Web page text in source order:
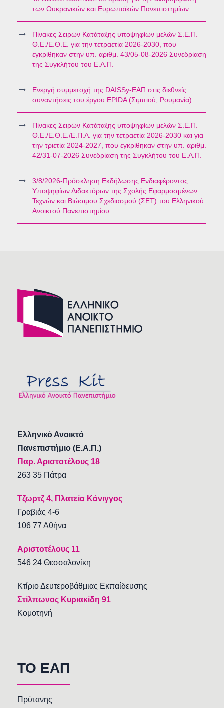
των Ουκρανικών και Ευρωπαϊκών Πανεπιστημίων
Πίνακες Σειρών Κατάταξης υποψηφίων μελών Σ.Ε.Π.
Θ.Ε./Ε.Θ.Ε. για την τετραετία 2026-2030, που
εγκρίθηκαν στην υπ. αριθμ. 43/05-08-2026 Συνεδρίαση
της Συγκλήτου του Ε.Α.Π.
Ενεργή συμμετοχή της DAISSy-ΕΑΠ στις διεθνείς
συναντήσεις του έργου EPIDA (Σιμπιού, Ρουμανία)
Πίνακες Σειρών Κατάταξης υποψηφίων μελών Σ.Ε.Π.
Θ.Ε./Ε.Θ.Ε./Ε.Π.Α. για την τετραετία 2026-2030 και για
την τριετία 2024-2027, που εγκρίθηκαν στην υπ. αριθμ.
42/31-07-2026 Συνεδρίαση της Συγκλήτου του Ε.Α.Π.
3/8/2026-Πρόσκληση Εκδήλωσης Ενδιαφέροντος
Υποψηφίων Διδακτόρων της Σχολής Εφαρμοσμένων
Τεχνών και Βιώσιμου Σχεδιασμού (ΣΕΤ) του Ελληνικού
Ανοικτού Πανεπιστημίου
Ελληνικό Ανοικτό
Πανεπιστήμιο (Ε.Α.Π.)
Παρ. Αριστοτέλους 18
263 35 Πάτρα
Τζωρτζ 4, Πλατεία Κάνιγγος
Γραβιάς 4-6
106 77 Αθήνα
Αριστοτέλους 11
546 24 Θεσσαλονίκη
Κτίριο Δευτεροβάθμιας Εκπαίδευσης
Στίλπωνος Κυριακίδη 91
Κομοτηνή
TO EAΠ
Πρύτανης